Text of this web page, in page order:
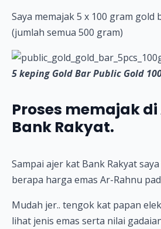
Saya memajak 5 x 100 gram gold
(jumlah semua 500 gram)
5 keping Gold Bar Public Gold
Proses memajak
Bank Rakyat.
Sampai ajer kat Bank Rakyat
berapa harga emas Ar-Rahnu
Mudah jer.. tengok kat papan
lihat jenis emas serta nilai